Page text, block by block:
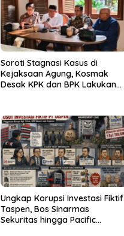
Soroti Stagnasi Kasus di
Kejaksaan Agung, Kosmak
Desak KPK dan BPK Lakukan
Ungkap Korupsi Investasi Fiktif
Taspen, Bos Sinarmas
Sekuritas hingga Pacific